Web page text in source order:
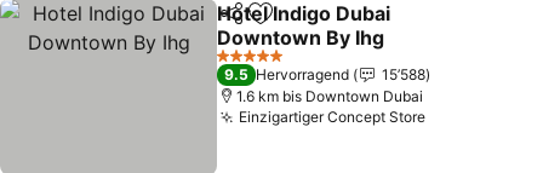
TeilenZu Favoriten hinzufügen
Hotel Indigo Dubai
Downtown By Ihg
5 Sterne
9.5 Hervorragend
15’588
1.6 km bis Downtown Dubai
Einzigartiger Concept Store